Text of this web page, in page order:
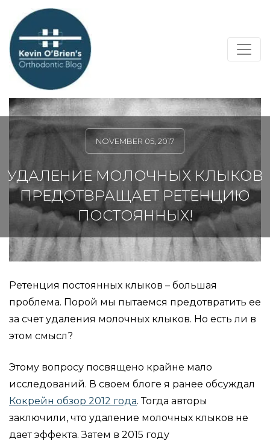
NOVEMBER 05, 2017
УДАЛЕНИЕ МОЛОЧНЫХ КЛЫКОВ
ПРЕДОТВРАЩАЕТ РЕТЕНЦИЮ
ПОСТОЯННЫХ!
Ретенция постоянных клыков – большая
проблема. Порой мы пытаемся предотвратить ее
за счет удаления молочных клыков. Но есть ли в
этом смысл?
Этому вопросу посвящено крайне мало
исследований. В своем блоге я ранее обсуждал
Кокрейн обзор 2012 года. Тогда авторы
заключили, что удаление молочных клыков не
дает эффекта. Затем в 2015 году